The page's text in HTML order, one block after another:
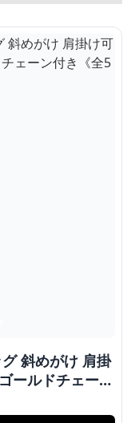
斜めがけ 肩掛
ールドチェーン